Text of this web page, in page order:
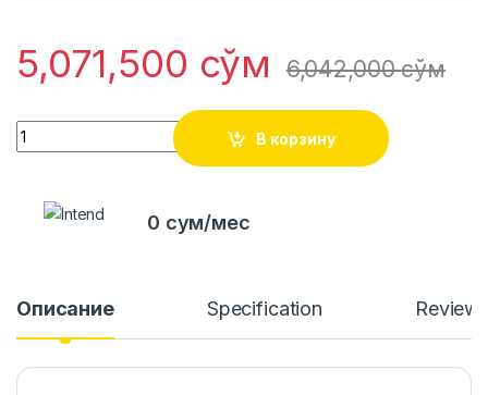
5,071,500 сўм 6,042,000сўм
Quantity
В корзину
0 сум/мес
Описание Specification